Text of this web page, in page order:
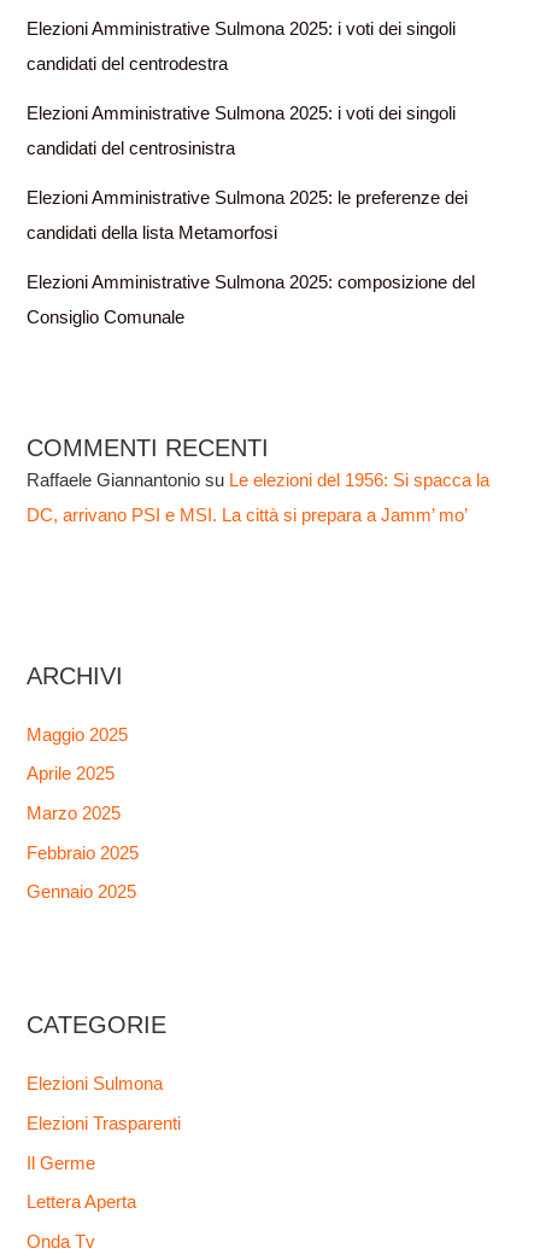
Elezioni Amministrative Sulmona 2025: i voti dei singoli
candidati del centrodestra
Elezioni Amministrative Sulmona 2025: i voti dei singoli
candidati del centrosinistra
Elezioni Amministrative Sulmona 2025: le preferenze dei
candidati della lista Metamorfosi
Elezioni Amministrative Sulmona 2025: composizione del
Consiglio Comunale
COMMENTI RECENTI
Raffaele Giannantonio su Le elezioni del 1956: Si spacca la
DC, arrivano PSI e MSI. La città si prepara a Jamm’ mo’
ARCHIVI
Maggio 2025
Aprile 2025
Marzo 2025
Febbraio 2025
Gennaio 2025
CATEGORIE
Elezioni Sulmona
Elezioni Trasparenti
Il Germe
Lettera Aperta
Onda Tv